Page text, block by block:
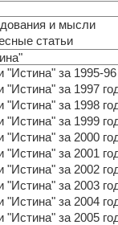
и мысли
статьи
"Истина" за 1995-
"Истина" за 1997
"Истина" за 1998
"Истина" за 1999
"Истина" за 2000
"Истина" за 2001
"Истина" за 2002
"Истина" за 2003
"Истина" за 2004
"Истина" за 2005